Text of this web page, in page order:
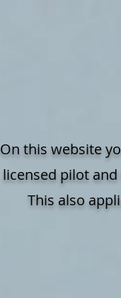
On this website
licensed pilot
This also